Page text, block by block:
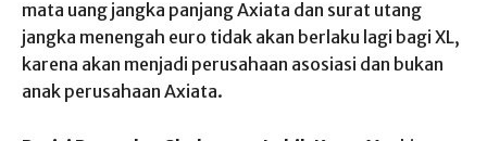
mata uang jangka panjang Axiata dan surat utang
jangka menengah euro tidak akan berlaku lagi bagi XL,
karena akan menjadi perusahaan asosiasi dan bukan
anak perusahaan Axiata.